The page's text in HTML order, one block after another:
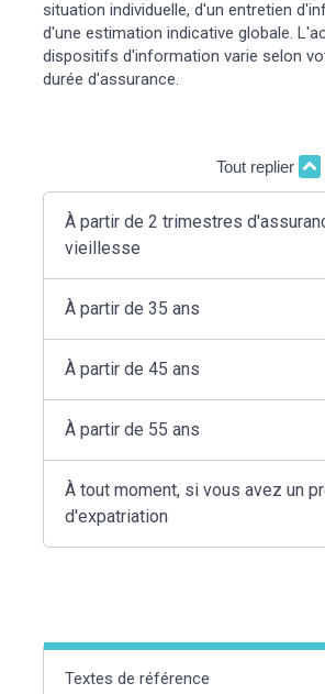
situation individuelle, d'un entretien
d'une estimation indicative globale.
dispositifs d'information varie selon
durée d'assurance.
Tout replier
À partir de 2 trimestres
vieillesse
À partir de 35 ans
À partir de 45 ans
À partir de 55 ans
À tout moment, si vous avez un
d'expatriation
Textes de référence